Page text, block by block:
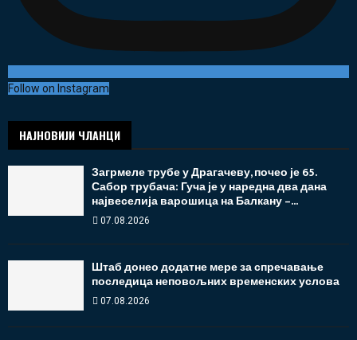
Follow on Instagram
НАЈНОВИЈИ ЧЛАНЦИ
Загрмеле трубе у Драгачеву, почео је 65.
Сабор трубача: Гуча је у наредна два дана
највеселија варошица на Балкану –...
07.08.2026
Штаб донео додатне мере за спречавање
последица неповољних временских услова
07.08.2026